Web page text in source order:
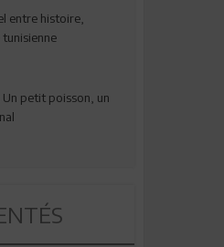
entre histoire,
Un petit poisson, un